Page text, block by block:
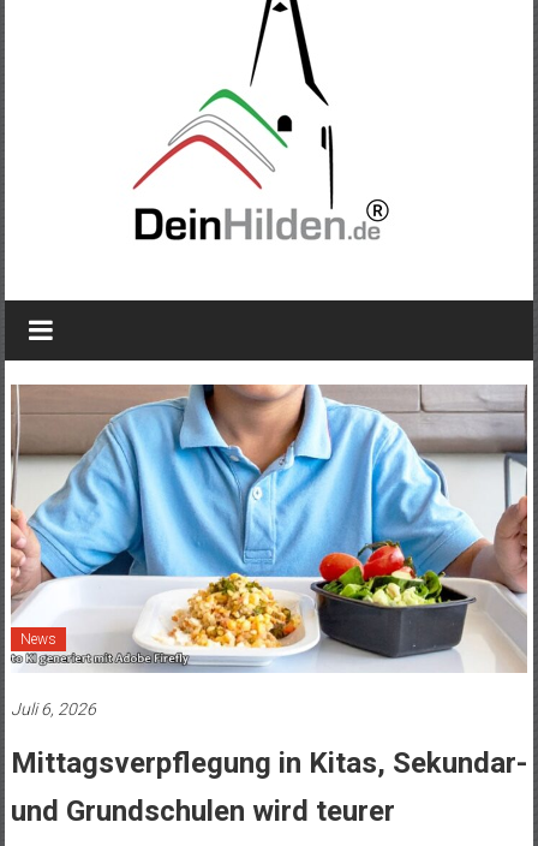
News
Juli 6, 2026
Mittagsverpflegung in Kitas, Sekundar-
und Grundschulen wird teurer